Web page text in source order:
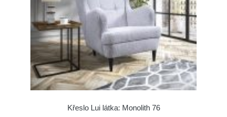
Křeslo Lui látka: Monolith 76